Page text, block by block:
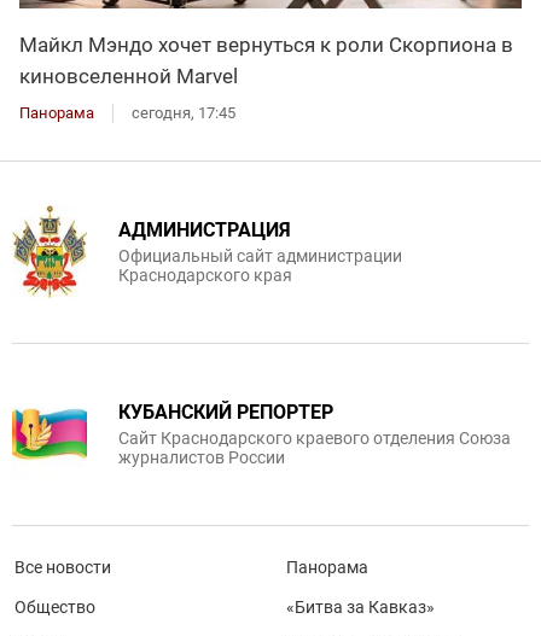
Майкл Мэндо хочет вернуться к роли Скорпиона в
киновселенной Marvel
Панорама сегодня, 17:45
АДМИНИСТРАЦИЯ
Официальный сайт администрации
Краснодарского края
КУБАНСКИЙ РЕПОРТЕР
Сайт Краснодарского краевого отделения Союза
журналистов России
Все новости
Общество
Панорама
«Битва за Кавказ»